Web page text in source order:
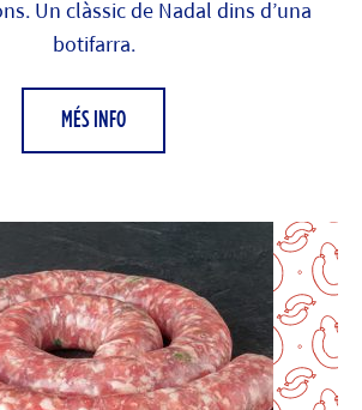
Un clàssic de Nadal dins d’una
botifarra.
MÉS INFO